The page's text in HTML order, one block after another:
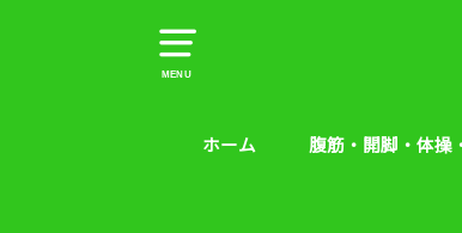
MENU
ホーム 腹筋・開脚・体操